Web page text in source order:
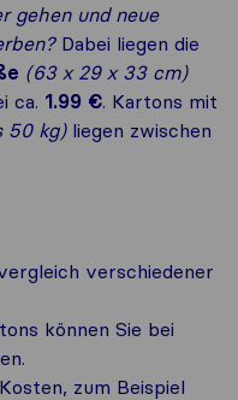
gehen und neue
Dabei liegen die
(63 x 29 x 33 cm)
ca. 1.99 €. Kartons mit
50 kg)liegen zwischen
verschiedener
können Sie bei
zum Beispiel